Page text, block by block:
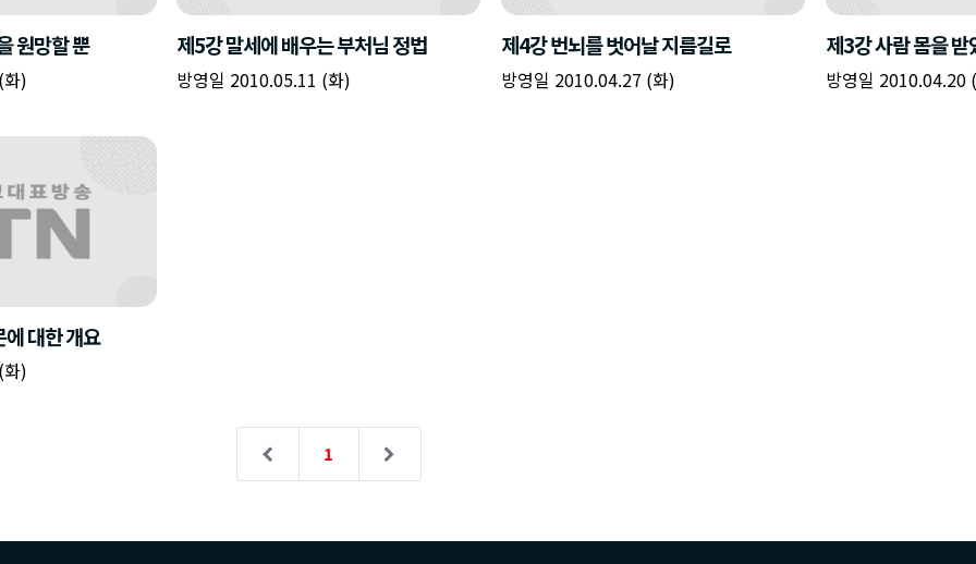
원망할 뿐
)
제5강 말세에 배우는 부처님 정법
방영일 2010.05.11 (화)
제4강 번뇌를 벗어날 지름길로
방영일 2010.04.27 (화)
제3강 사람 몸을
방영일 2010.04.20
대한 개요
)
1